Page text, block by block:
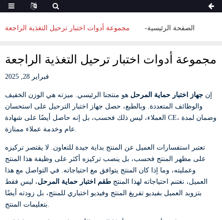
الصفحة الرئيسية مجموعة أدوات اختبار ترحيل التغذية الراجعة
مجموعة أدوات اختبار ترحيل التغذية الراجعة
فبراير 28, 2025
إن جهاز اختبار حماية المرحل هو منتجنا الرئيسي. ميزته هي الوزن الخفيف
والوظائف المتعددة. وبالطبع، حصل جهاز اختبار الترحيل على استحسان
العملاء، ليس ذلك فحسب، بل إنه حاصل أيضًا على شهادة CE، وضمان لمدة
عام وخدمة عملاء ممتازة.
تعتبر استفسارات العميل عن المنتج بداية جيدة للتعاون. لا يقتصر تركيزه
على مظهر المنتج فحسب، بل ينصب تركيزه أكثر على وظيفة هذا المنتج
وعمليته، وما إذا كان المنتج يتوافق مع احتياجاته. في التواصل مع هذا
العميل، نغتنم احتياجاته لهذا المنتج طقم اختبار حماية المرحل، ليس فقط
بتزويد العميل بفيديو تفريغ المنتج وفيديو اختباري للمنتج، بل زودته أيضًا
بتعليمات المنتج.